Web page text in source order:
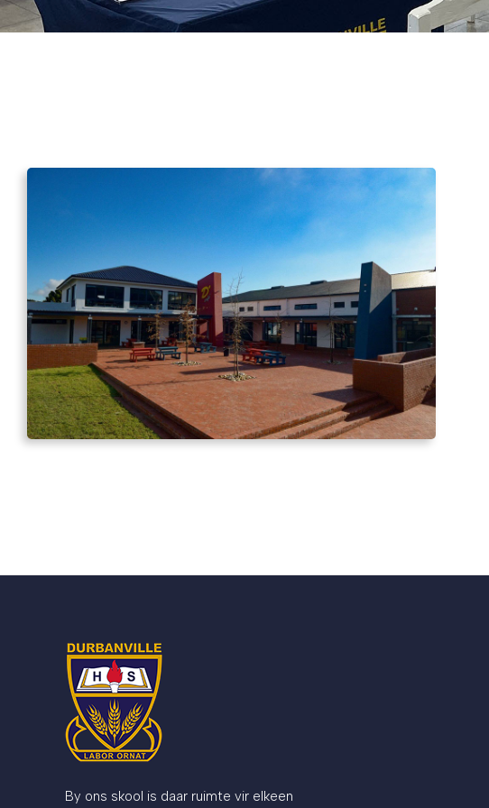
By ons skool is daar ruimte vir elkeen